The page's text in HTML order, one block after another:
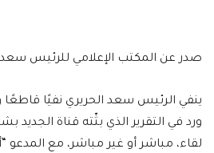
صدر عن المكتب الإعلامي للرئيس سعد
ينفي الرئيس سعد الحريري نفيًا قاطعًا
ورد في التقرير الذي بثّته قناة
لقاء، مباشر أو غير مباشر، مع المدعو